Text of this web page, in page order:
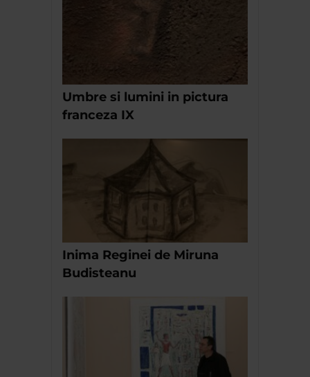
Umbre si lumini in pictura
franceza IX
Inima Reginei de Miruna
Budisteanu